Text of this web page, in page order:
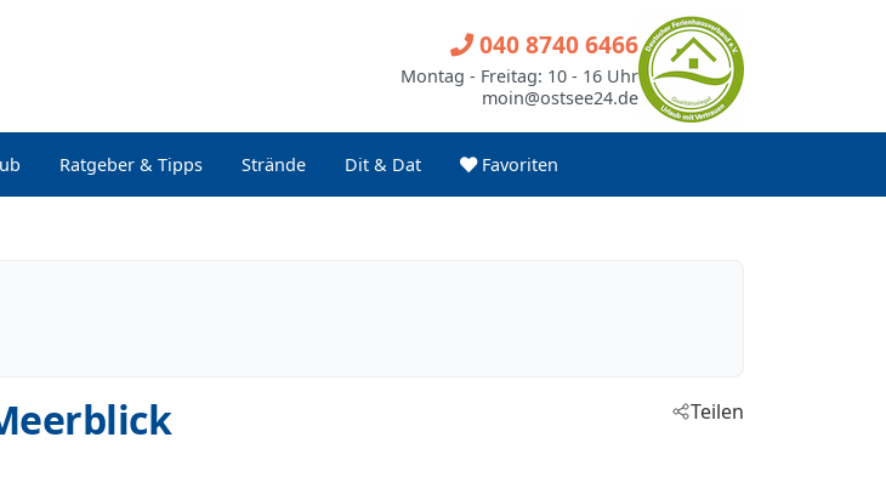
Ratgeber & Tipps Strände Dit & Dat Favoriten
040 8740 6466
Montag - Freitag: 10 - 16 Uhr
moin@ostsee24.de
Teilen